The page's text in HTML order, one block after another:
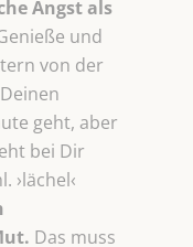
Angst als
und
von der
geht, aber
bei Dir
›lächel‹
Das muss